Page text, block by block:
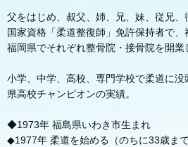
父をはじめ、叔父、姉、兄、妹、従兄
国家資格「柔道整復師」免許保持者で、
福岡県でそれぞれ整骨院・接骨院を開業
小学、中学、高校、専門学校で柔道に
県高校チャンピオンの実績。
◆1973年 福島県いわき市生まれ
◆1977年 柔道を始める（のちに33歳まで